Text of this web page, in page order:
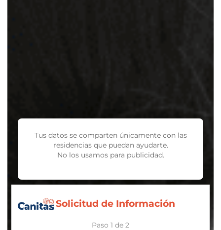
Tus datos se comparten únicamente con las
residencias que puedan ayudarte.
No los usamos para publicidad.
Solicitud de Información
Paso 1 de 2